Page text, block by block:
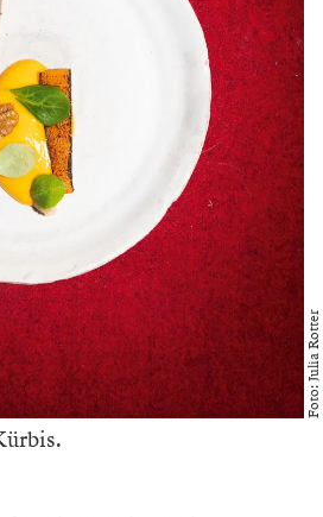
auf den Weg in die Vorstellung
angegessen, energetisiert,
spezielle Pre-Theater-Menü
es wird (Achtung, nur mit
pünktlich um 18 Uhr
sich als Auszug aus dem großen
Gänge statt der sonst
acht Gerichte, aber sehr wohl
der fein ziselierten
ausgesucht kultivierten Ort als
werden.